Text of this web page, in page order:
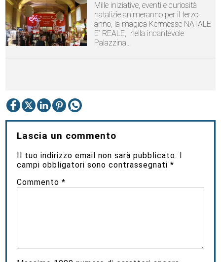
Mille iniziative, eventi e curiosità
natalizie animeranno per il terzo
anno, la magica Kermesse NATALE
E’ REALE, nella incantevole
Palazzina…
Lascia un commento
Il tuo indirizzo email non sarà pubblicato. I
campi obbligatori sono contrassegnati*
Commento*